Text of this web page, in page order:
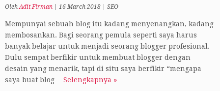
OlehAdit Firman 16 March 2018 SEO
Mempunyai sebuah blog itu kadang menyenangkan, kadang
membosankan. Bagi seorang pemula seperti saya harus
banyak belajar untuk menjadi seorang blogger profesional.
Dulu sempat berfikir untuk membuat blogger dengan
desain yang menarik, tapi di situ saya berfikir “mengapa
saya buat blog… Selengkapnya »